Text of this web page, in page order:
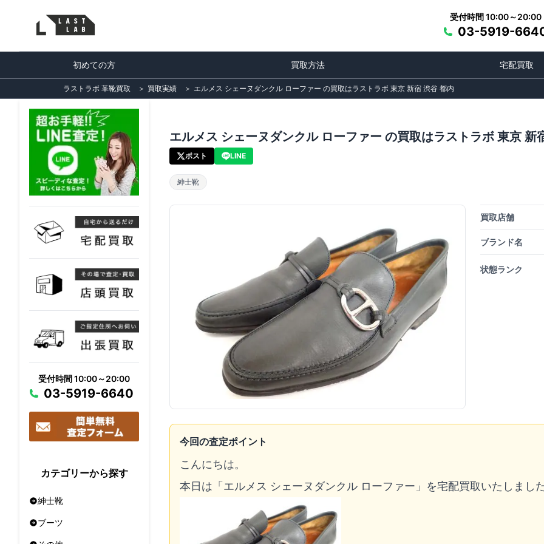
受付時間 10:00～20:00
03-5919-
初めての方 買取方法 宅配買取
ラストラボ 革靴買取 ＞ 買取実績 ＞ エルメス シェーヌダンクル ローファー の買取はラストラボ 東京 新宿 渋谷 都内
受付時間 10:00～20:00
03-5919-6640
カテゴリーから探す
紳士靴
ブーツ
エルメス シェーヌダンクル ローファー の買取はラストラボ 東京 新
ポスト LINE
紳士靴
買取店舗
ブランド名
状態ランク
今回の査定ポイント
こんにちは。
本日は「エルメス シェーヌダンクル ローファー」を宅配買取いたしまし